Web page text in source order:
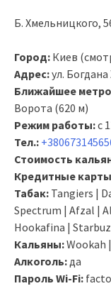
Б. Хмельницкого,
Город: Киев
Адрес:ул.
Ближайшее
Ворота (620 м)
Режим работы:с
Тел.:
Стоимость
Кредитные
Табак: Tangiers |
Spectrum | Afzal |
Hookafina |
Кальяны:Wookah
Алкоголь: да
Пароль Wi-Fi: